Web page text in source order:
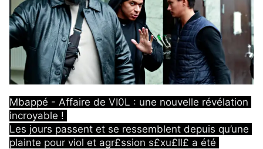
Mbappé - Affaire de VI0L : une nouvelle révélation
incroyable !
Les jours passent et se ressemblent depuis qu’une
plainte pour viol et agr£ssion s£xu£ll£ a été